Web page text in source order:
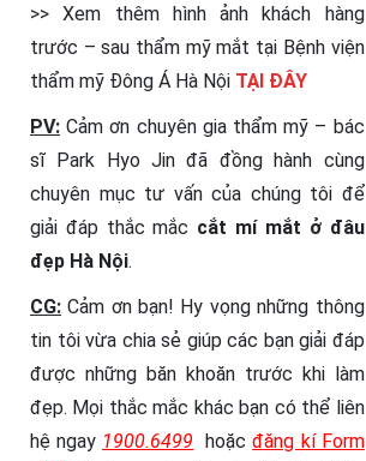
>> Xem thêm hình ảnh khách hàng
trước – sau thẩm mỹ mắt tại Bệnh viện
thẩm mỹ Đông Á Hà Nội TẠI ĐÂY
PV: Cảm ơn chuyên gia thẩm mỹ – bác
sĩ Park Hyo Jin đã đồng hành cùng
chuyên mục tư vấn của chúng tôi để
giải đáp thắc mắc cắt mí mắt ở đâu
đẹp Hà Nội.
CG: Cảm ơn bạn! Hy vọng những thông
tin tôi vừa chia sẻ giúp các bạn giải đáp
được những băn khoăn trước khi làm
đẹp. Mọi thắc mắc khác bạn có thể liên
hệ ngay 1900.6499 hoặcđăng kí Form